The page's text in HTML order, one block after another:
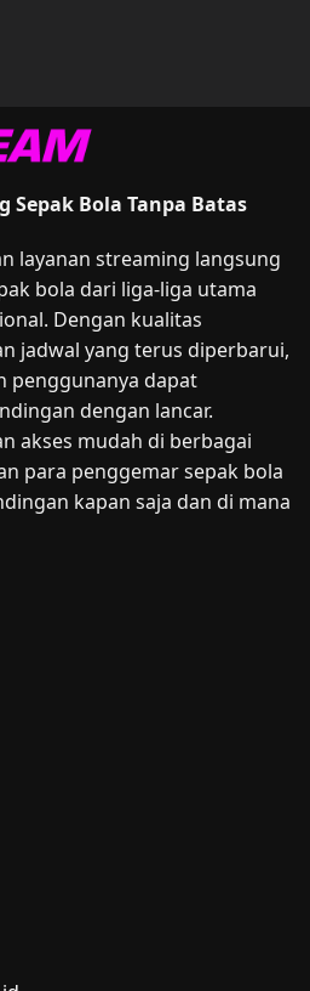
Sepak Bola Tanpa Batas
layanan streaming langsung
bola dari liga-liga utama
Dengan kualitas
jadwal yang terus diperbarui,
penggunanya dapat
dengan lancar.
akses mudah di berbagai
para penggemar sepak bola
kapan saja dan di mana